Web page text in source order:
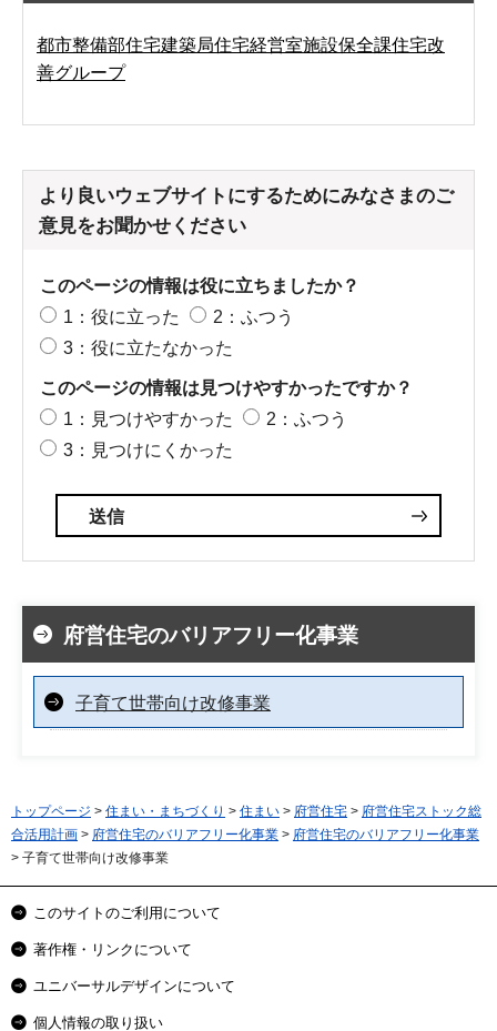
都市整備部住宅建築局住宅経営室施設保全課住宅改
善グループ
より良いウェブサイトにするためにみなさまのご
意見をお聞かせください
このページの情報は役に立ちましたか？
1：役に立った
2：ふつう
3：役に立たなかった
このページの情報は見つけやすかったですか？
1：見つけやすかった
2：ふつう
3：見つけにくかった
府営住宅のバリアフリー化事業
子育て世帯向け改修事業
トップページ > 住まい・まちづくり > 住まい > 府営住宅 > 府営住宅ストック総
合活用計画 > 府営住宅のバリアフリー化事業 > 府営住宅のバリアフリー化事業
> 子育て世帯向け改修事業
このサイトのご利用について
著作権・リンクについて
ユニバーサルデザインについて
個人情報の取り扱い